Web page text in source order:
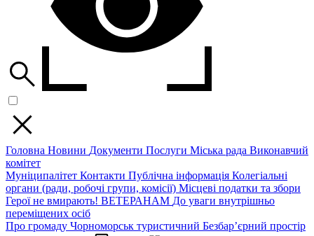
Головна Новини Документи Послуги Міська рада Виконавчий
комітет
Муніципалітет Контакти Публічна інформація Колегіальні
органи (ради, робочі групи, комісії) Місцеві податки та збори
Герої не вмирають! ВЕТЕРАНАМ До уваги внутрішньо
переміщених осіб
Про громаду Чорноморськ туристичний Безбар’єрний простір